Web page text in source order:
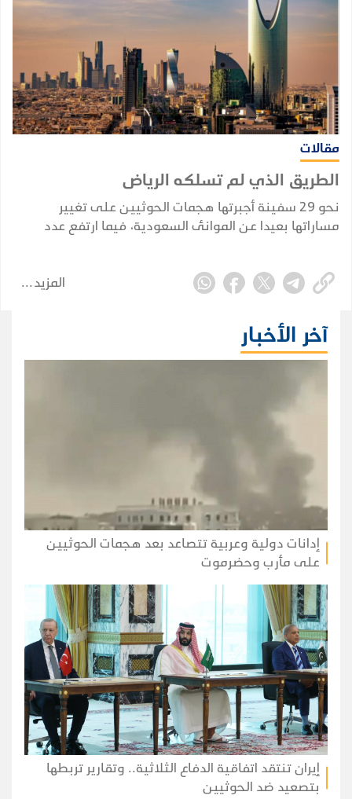
مقالات
الطريق الذي لم تسلكه الرياض
نحو 29 سفينة أجبرتها هجمات الحوثيين على تغيير
مساراتها بعيدا عن الموانئ السعودية، فيما ارتفع عدد
المزيد
آخر الأخبار
إدانات دولية وعربية تتصاعد بعد هجمات الحوثيين
على مأرب وحضرموت
إيران تنتقد اتفاقية الدفاع الثلاثية.. وتقارير تربطها
بتصعيد ضد الحوثيين